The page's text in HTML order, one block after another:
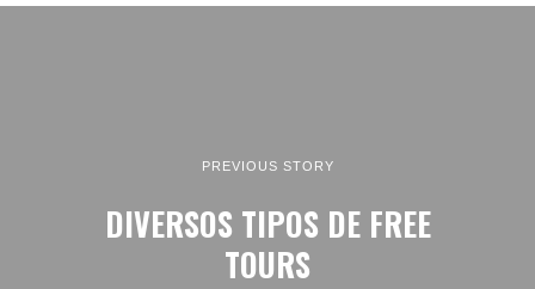
PREVIOUS STORY
DIVERSOS TIPOS DE FREE
TOURS